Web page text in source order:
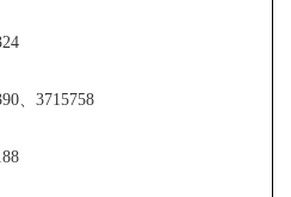
、3715758